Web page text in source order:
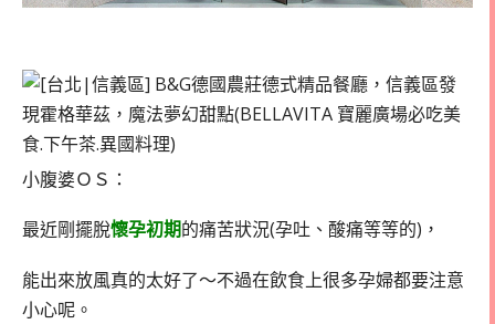
小腹婆ＯＳ：
最近剛擺脫懷孕初期的痛苦狀況(孕吐、酸痛等等的)，
能出來放風真的太好了～不過在飲食上很多孕婦都要注意
小心呢。